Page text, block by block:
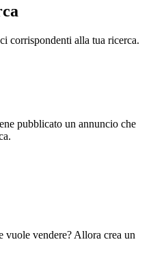
corrispondenti alla tua ricerca.
pubblicato un annuncio che
vuole vendere? Allora crea un